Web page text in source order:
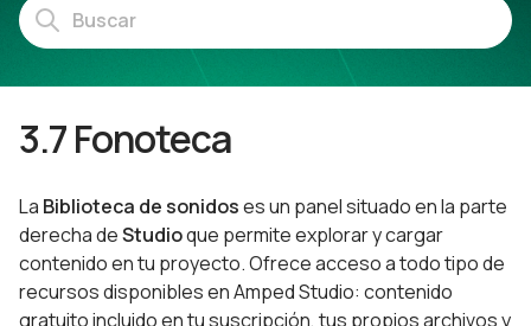
3.7 Fonoteca
La Biblioteca desonidoses un panel situado en la parte
derecha deStudioque permite explorar y cargar
contenido en tu proyecto. Ofrece acceso a todo tipo de
recursos disponibles en Amped Studio: contenido
gratuito incluido en tu suscripción, tus propios archivos y